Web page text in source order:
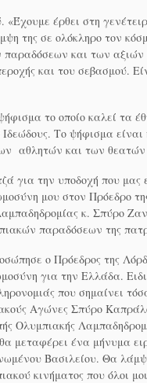
έρθει στη
της σε ολόκληρο τον
παραδόσεων και των αξιών
και του σεβασμού.
το οποίο καλεί τα
Το ψήφισμα
αθλητών και των
για την υποδοχή που μας
μου στον Πρόεδρο
κ. Σπύρο
παραδόσεων της
ο Πρόεδρος της
για την Ελλάδα.
που σημαίνει
Αγώνες Σπύρο
Ολυμπιακής
μεταφέρει ένα μήνυμα
Βασιλείου. Θα
κινήματος που όλοι